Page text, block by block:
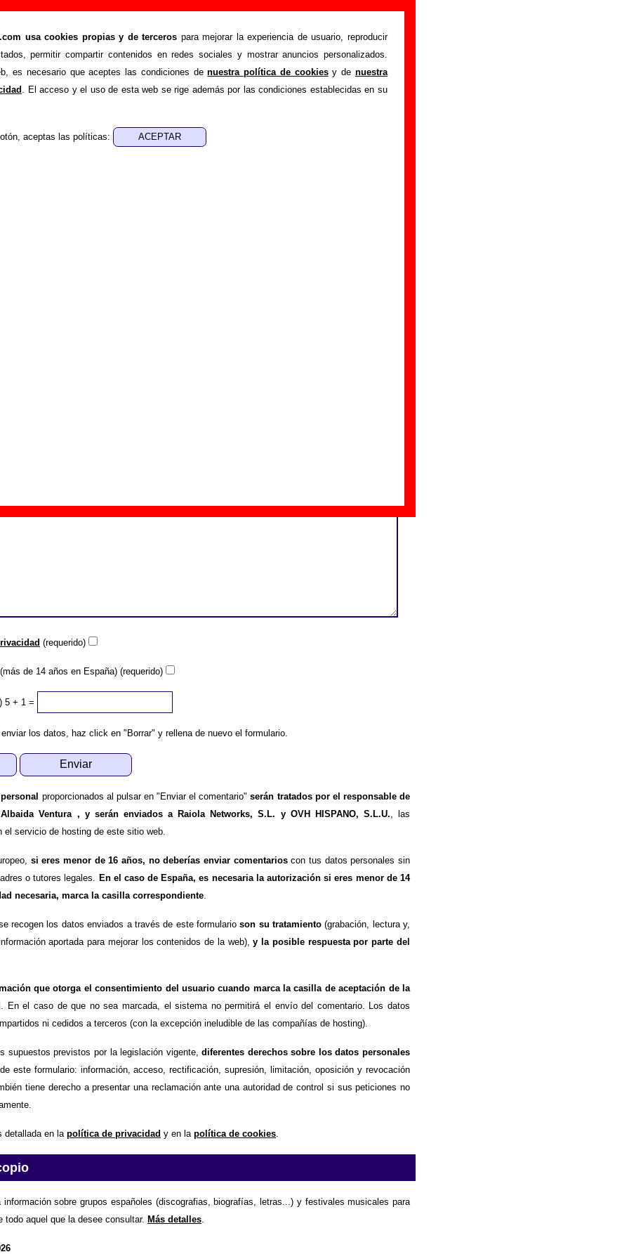
usa cookies propias y de terceros para mejorar la experiencia de usuario, reproducir
permitir compartir contenidos en redes sociales y mostrar anuncios personalizados.
es necesario que aceptes las condiciones denuestra política de cookiesy denuestra
. El acceso y el uso de esta web se rige además por las condiciones establecidas en su
aceptas las políticas:
- Añadir o corregir información
Idaho >Añadir
adicional, puedes enviar nueva información o corregir la existente mediante el
o escribiendo un e-mail a guialven@musicoscopio.com.Gracias por tu
(requerido)
de 14 años en España) (requerido)
5 + 1 =
los datos, haz click en "Borrar" y rellena de nuevo el formulario.
proporcionados al pulsar en "Enviar el comentario"serán tratados por el responsable de
Ventura , y serán enviados a Raiola Networks, S.L. y OVH HISPANO, S.L.U. , las
el servicio de hosting de este sitio web.
si eres menor de 16 años, no deberías enviar comentarioscon tus datos personales sin
o tutores legales.
En el caso de España, es necesaria la autorización si eres menor de 14
necesaria, marca la casilla correspondiente
recogen los datos enviados a través de este formularioson su tratamiento(grabación, lectura y,
aportada para mejorar los contenidos de la web),y la posible respuesta por parte del
que otorga el consentimiento del usuario cuando marca la casilla de aceptación de la
. En el caso de que no sea marcada, el sistema no permitirá el envío del comentario. Los datos
ni cedidos a terceros (con la excepción ineludible de las compañías de hosting).
supuestos previstos por la legislación vigente,diferentes derechos sobre los datos personales
este formulario: información, acceso, rectificación, supresión, limitación, oposición y revocación
tiene derecho a presentar una reclamación ante una autoridad de control si sus peticiones no
detallada en la política de privacidad y en la política de cookies
información sobre grupos españoles (discografias, biografías, letras...) y festivales musicales para
todo aquel que la desee consultar. Más detalles.